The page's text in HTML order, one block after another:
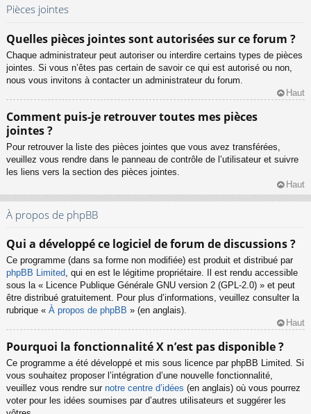
Pièces jointes
Quelles pièces jointes sont autorisées sur ce forum ?
Chaque administrateur peut autoriser ou interdire certains types de pièces
jointes. Si vous n’êtes pas certain de savoir ce qui est autorisé ou non,
nous vous invitons à contacter un administrateur du forum.
Haut
Comment puis-je retrouver toutes mes pièces
jointes ?
Pour retrouver la liste des pièces jointes que vous avez transférées,
veuillez vous rendre dans le panneau de contrôle de l’utilisateur et suivre
les liens vers la section des pièces jointes.
Haut
À propos de phpBB
Qui a développé ce logiciel de forum de discussions ?
Ce programme (dans sa forme non modifiée) est produit et distribué par
phpBB Limited, qui en est le légitime propriétaire. Il est rendu accessible
sous la « Licence Publique Générale GNU version 2 (GPL-2.0) » et peut
être distribué gratuitement. Pour plus d’informations, veuillez consulter la
rubrique « À propos de phpBB » (en anglais).
Haut
Pourquoi la fonctionnalité X n’est pas disponible ?
Ce programme a été développé et mis sous licence par phpBB Limited. Si
vous souhaitez proposer l’intégration d’une nouvelle fonctionnalité,
veuillez vous rendre sur notre centre d’idées (en anglais) où vous pourrez
voter pour les idées soumises par d’autres utilisateurs et suggérer les